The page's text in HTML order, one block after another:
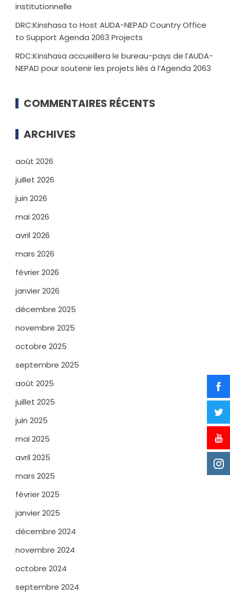
institutionnelle
DRC:Kinshasa to Host AUDA-NEPAD Country Office
to Support Agenda 2063 Projects
RDC:Kinshasa accueillera le bureau-pays de l’AUDA-
NEPAD pour soutenir les projets liés à l’Agenda 2063
COMMENTAIRES RÉCENTS
ARCHIVES
août 2026
juillet 2026
juin 2026
mai 2026
avril 2026
mars 2026
février 2026
janvier 2026
décembre 2025
novembre 2025
octobre 2025
septembre 2025
août 2025
juillet 2025
juin 2025
mai 2025
avril 2025
mars 2025
février 2025
janvier 2025
décembre 2024
novembre 2024
octobre 2024
septembre 2024